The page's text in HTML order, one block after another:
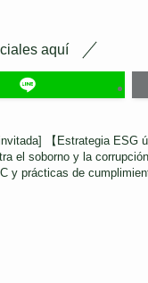
aquí
【Estrategia ESG
el soborno y la
y prácticas de